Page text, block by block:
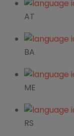
AT
BA
ME
RS